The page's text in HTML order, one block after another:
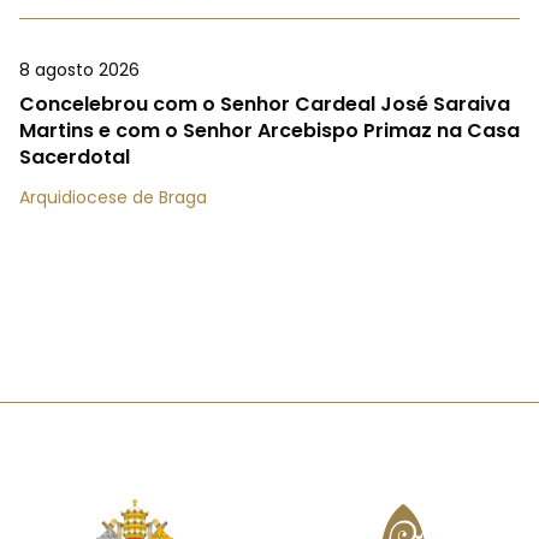
8 agosto 2026
Concelebrou com o Senhor Cardeal José Saraiva
Martins e com o Senhor Arcebispo Primaz na Casa
Sacerdotal
Arquidiocese de Braga